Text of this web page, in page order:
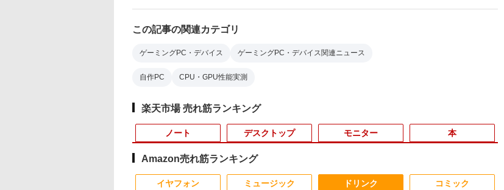
この記事の関連カテゴリ
ゲーミングPC・デバイス ゲーミングPC・デバイス関連ニュース
自作PC CPU・GPU性能実測
楽天市場 売れ筋ランキング
ノート
1 2 3 5
デスクトップ
1 2
モニター
1 2 3 5
本
1 2 3 5
Amazon売れ筋ランキング
イヤフォン ミュージック ドリンク コミック